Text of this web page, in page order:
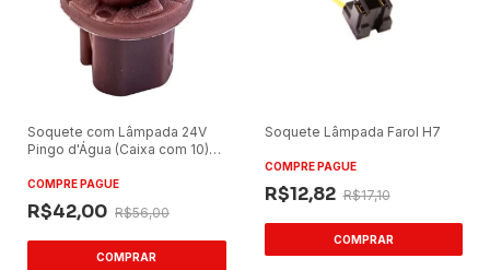
Soquete com Lâmpada 24V
Pingo d'Água (Caixa com 10)
COMPRE PAGUE
R$42,00 R$56,00
Soquete Lâmpada Farol H7
COMPRE PAGUE
R$12,82 R$17,10